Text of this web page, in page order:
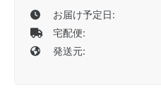
お届け予定日:
宅配便:
発送元: